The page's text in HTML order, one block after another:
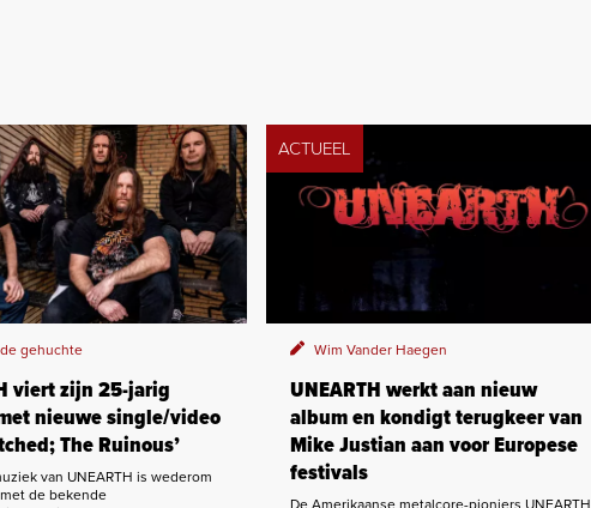
de gehuchte
viert zijn 25-jarig
nieuwe single/video
The Ruinous’
van UNEARTH is wederom
de bekende
ACTUEEL
Wim Vander Haegen
UNEARTH werkt aan nieuw
album en kondigt terugkeer van
Mike Justian aan voor Europese
festivals
De Amerikaanse metalcore-pioniers UNEARTH